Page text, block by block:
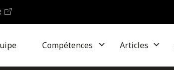
Compétences Articles